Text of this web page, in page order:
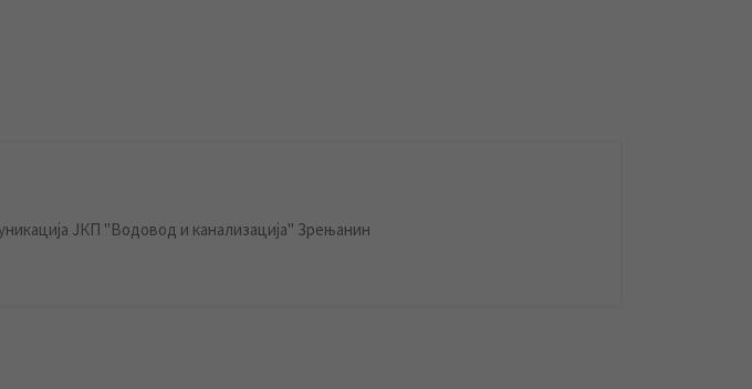
ЈКП "Водовод и канализација" Зрењанин